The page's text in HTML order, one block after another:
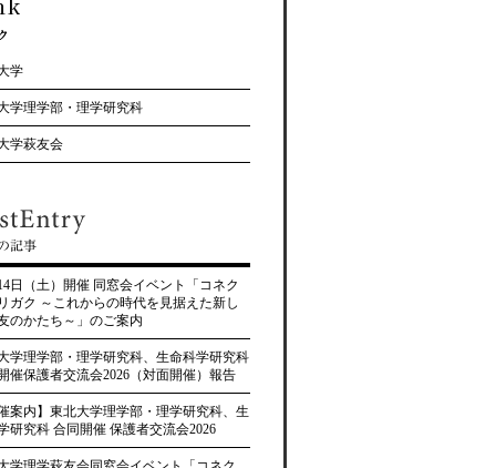
学
学理学部・理学研究科
学萩友会
日（土）開催 同窓会イベント「コネク
ガク ～これからの時代を見据えた新し
のかたち～」のご案内
学理学部・理学研究科、生命科学研究科
催保護者交流会2026（対面開催）報告
案内】東北大学理学部・理学研究科、生
研究科 合同開催 保護者交流会2026